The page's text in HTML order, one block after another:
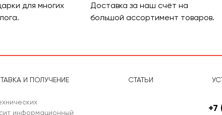
для многих
Доставка за наш счёт на
большой ассортимент товаров.
И ПОЛУЧЕНИЕ СТАТЬИ
информационный
+7